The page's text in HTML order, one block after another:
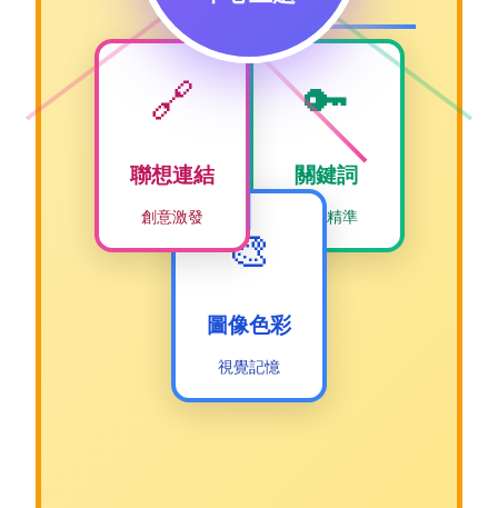
🔑
關鍵詞
簡潔精準
🎨
圖像色彩
視覺記憶
🔗
聯想連結
創意激發